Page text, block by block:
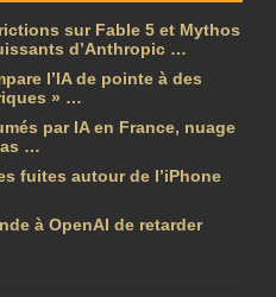
sur Fable 5 et Mythos
d’Anthropic …
l’IA de pointe à des
» …
par IA en France, nuage
…
fuites autour de l’iPhone
à OpenAI de retarder